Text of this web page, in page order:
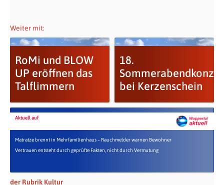
Weiter mit:
RoMi und BLOW
UP eröffnen das
Talflimmern
18.
bei Kerzenschein
Aktuell auf
Matratze brennt in Mehrfamilienhaus – Rauchmelder warnen Bewohner
Vertrauen entsteht durch geprüfte Fakten, nicht durch Vermutung
der Rubrik Kultur